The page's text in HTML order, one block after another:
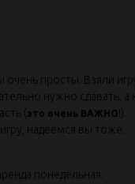
очень просты. Взяли
нужно сдавать,
(это очень ВАЖНО!).
надеемся вы тоже.
понедельная.